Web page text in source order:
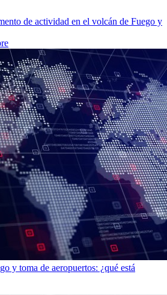
de actividad en el volcán de Fuego y
y toma de aeropuertos: ¿qué está